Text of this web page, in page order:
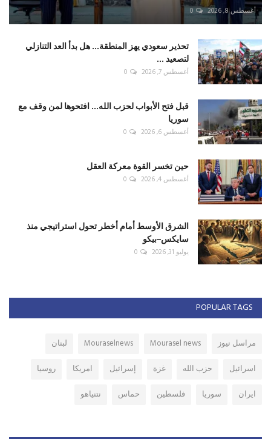
أغسطس 8, 2026 0
تحذير سعودي يهز المنطقة... هل بدأ العد التنازلي
لتصعيد ...
أغسطس 7, 2026 0
قبل فتح الأبواب لحزب الله... افتحوها لمن وقف مع
سوريا
أغسطس 6, 2026 0
حين تخسر القوة معركة العقل
أغسطس 4, 2026 0
الشرق الأوسط أمام أخطر تحول استراتيجي منذ
سايكس–بيكو
يوليو 31, 2026 0
POPULAR TAGS
مراسل نيوز Mourasel news
Mouraselnews
لبنان
اسرائيل
حزب الله غزة إسرائيل امريكا
روسيا
ايران
سوريا فلسطين حماس نتنياهو